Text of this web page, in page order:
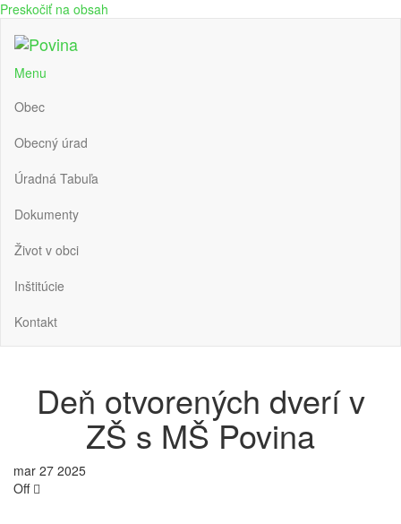
Preskočiť na obsah
Povina
Oficiálne stránky obce Povina
Menu
Obec
Obecný úrad
Úradná Tabuľa
Dokumenty
Život v obci
Inštitúcie
Kontakt
Deň otvorených dverí v
ZŠ s MŠ Povina
mar 27 2025
Off